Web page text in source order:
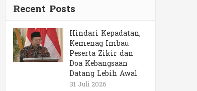
Recent Posts
Hindari Kepadatan,
Kemenag Imbau
Peserta Zikir dan
Doa Kebangsaan
Datang Lebih Awal
31 Juli 2026